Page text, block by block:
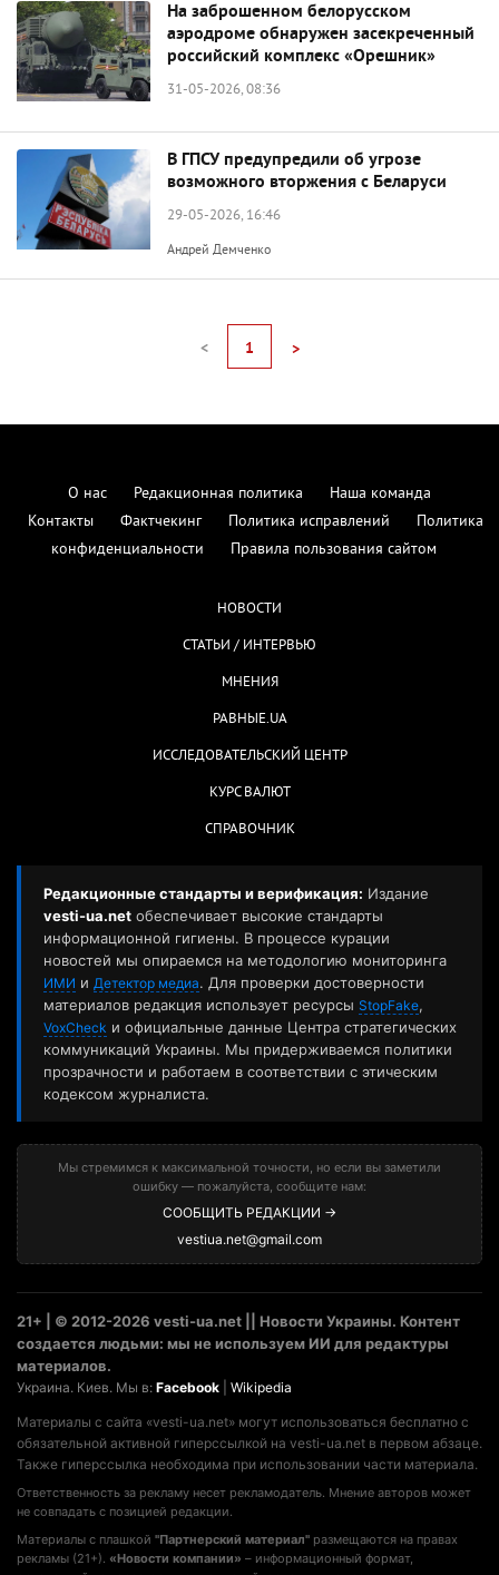
На заброшенном белорусском
аэродроме обнаружен засекреченный
российский комплекс «Орешник»
31-05-2026, 08:36
В ГПСУ предупредили об угрозе
возможного вторжения с Беларуси
29-05-2026, 16:46
Андрей Демченко
< 1 >
О нас Редакционная политика
Наша команда
Контакты
Фактчекинг Политика исправлений
Политика
конфиденциальности
Правила пользования сайтом
НОВОСТИ
СТАТЬИ / ИНТЕРВЬЮ
МНЕНИЯ
РАВНЫЕ.UA
ИССЛЕДОВАТЕЛЬСКИЙ ЦЕНТР
КУРС ВАЛЮТ
СПРАВОЧНИК
Редакционные стандарты и верификация: Издание
vesti-ua.net обеспечивает высокие стандарты
информационной гигиены. В процессе курации
новостей мы опираемся на методологию мониторинга
ИМИ и Детектор медиа. Для проверки достоверности
материалов редакция использует ресурсы StopFake,
VoxCheck и официальные данные Центра стратегических
коммуникаций Украины. Мы придерживаемся политики
прозрачности и работаем в соответствии с этическим
кодексом журналиста.
Мы стремимся к максимальной точности, но если вы заметили
ошибку — пожалуйста, сообщите нам:
СООБЩИТЬ РЕДАКЦИИ →
vestiua.net@gmail.com
21+ | © 2012-2026 vesti-ua.net || Новости Украины. Контент
создается людьми: мы не используем ИИ для редактуры
материалов.
Украина. Киев. Мы в: Facebook Wikipedia
Материалы с сайта «vesti-ua.net» могут использоваться бесплатно с
обязательной активной гиперссылкой на vesti-ua.net в первом абзаце.
Также гиперссылка необходима при использовании части материала.
Ответственность за рекламу несет рекламодатель. Мнение авторов может
не совпадать с позицией редакции.
Материалы с плашкой "Партнерский материал" размещаются на правах
рекламы (21+). «Новости компании» – информационный формат,